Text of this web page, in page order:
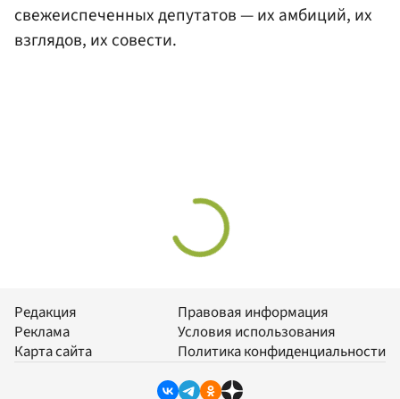
свежеиспеченных депутатов — их амбиций, их
взглядов, их совести.
Редакция
Реклама
Карта сайта
Правовая информация
Условия использования
Политика конфиденциальности